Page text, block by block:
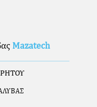
Mazatech